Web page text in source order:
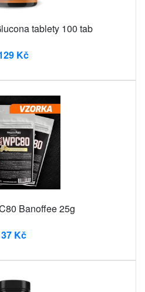
tablety 100 tab
Kč
Banoffee 25g
37 Kč